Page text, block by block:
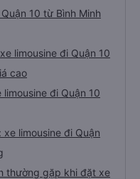
10 từ Bình Minh
limousine đi Quận 10
cao
đi Quận 10
xe limousine đi Quận
thường gặp khi đặt xe